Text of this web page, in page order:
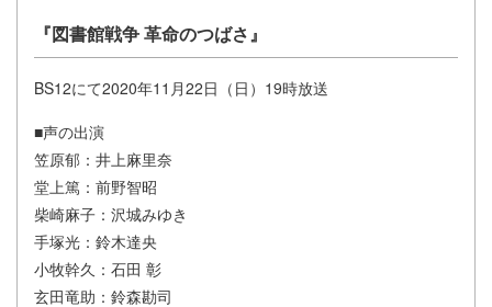
『図書館戦争 革命のつばさ』
BS12にて2020年11月22日（日）19時放送
■声の出演
笠原郁：井上麻里奈
堂上篤：前野智昭
柴崎麻子：沢城みゆき
手塚光：鈴木達央
小牧幹久：石田 彰
玄田竜助：鈴森勘司